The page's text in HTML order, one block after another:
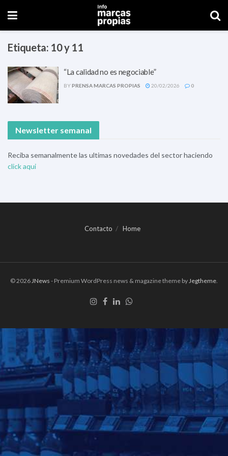
Etiqueta: 10 y 11
“La calidad no es negociable”
BYPRENSA MARCAS PROPIAS 20/02/2026 0
Newsletter semanal
Reciba semanalmente las ultimas novedades del sector haciendo
click aqui
Contacto Home
© 2026 JNews - Premium WordPress news & magazine theme by Jegtheme